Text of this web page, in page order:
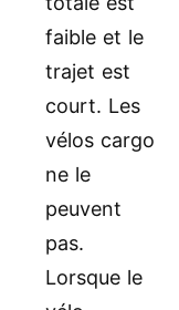
faible et le
trajet est
court. Les
vélos cargo
ne le
peuvent
pas.
Lorsque le